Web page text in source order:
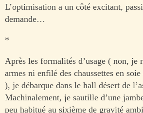
L’optimisation a un côté excitant,
demande…
*
Après les formalités d’usage ( non, je
armes ni enfilé des chaussettes en
), je débarque dans le hall désert de
Machinalement, je sautille d’une
peu habitué au sixième de gravité